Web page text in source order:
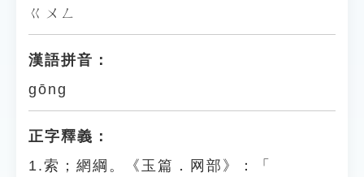
ㄍㄨㄥ
漢語拼音：
gōng
正字釋義：
1.索；網綱。《玉篇．网部》：「